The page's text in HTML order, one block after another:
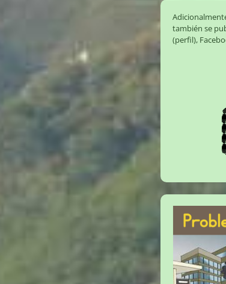
también se
(perfil),